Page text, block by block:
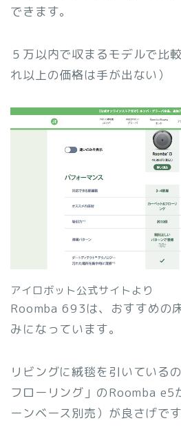
できます。
５万以内で収まるモデルで比
れ以上の価格は手が出ない）
アイロボット公式サイトより
Roomba 693は、おすすめの
みになっています。
リビングに絨毯を引いている
フローリング」のRoomba e5
ーンベース別売）が良さげです